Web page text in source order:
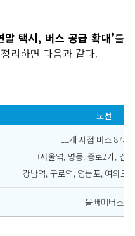
말 택시, 버스 공급 확대’를
리하면 다음과 같다.
노선
11개 지점 버스 87개
(서울역, 명동, 종로2가, 건
강남역, 구로역, 영등포, 여의도.
올빼미버스